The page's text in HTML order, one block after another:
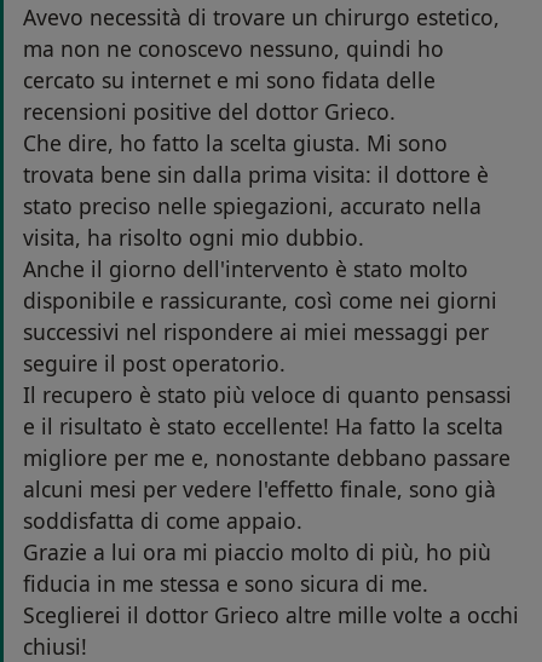
Avevo necessità di trovare un chirurgo estetico,
ma non ne conoscevo nessuno, quindi ho
cercato su internet e mi sono fidata delle
recensioni positive del dottor Grieco.
Che dire, ho fatto la scelta giusta. Mi sono
trovata bene sin dalla prima visita: il dottore è
stato preciso nelle spiegazioni, accurato nella
visita, ha risolto ogni mio dubbio.
Anche il giorno dell'intervento è stato molto
disponibile e rassicurante, così come nei giorni
successivi nel rispondere ai miei messaggi per
seguire il post operatorio.
Il recupero è stato più veloce di quanto pensassi
e il risultato è stato eccellente! Ha fatto la scelta
migliore per me e, nonostante debbano passare
alcuni mesi per vedere l'effetto finale, sono già
soddisfatta di come appaio.
Grazie a lui ora mi piaccio molto di più, ho più
fiducia in me stessa e sono sicura di me.
Sceglierei il dottor Grieco altre mille volte a occhi
chiusi!